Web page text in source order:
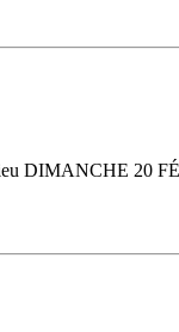
DIMANCHE 20